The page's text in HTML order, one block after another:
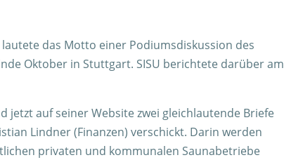
lautete das Motto einer Podiumsdiskussion des
Oktober in Stuttgart. SISU berichtete darüber am
jetzt auf seiner Website zwei gleichlautende Briefe
Lindner (Finanzen) verschickt. Darin werden
privaten und kommunalen Saunabetriebe